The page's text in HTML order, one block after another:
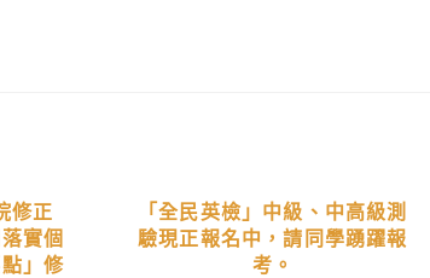
修正
實個
」修
「全民英檢」中級、中高級測
驗現正報名中，請同學踴躍報
考。